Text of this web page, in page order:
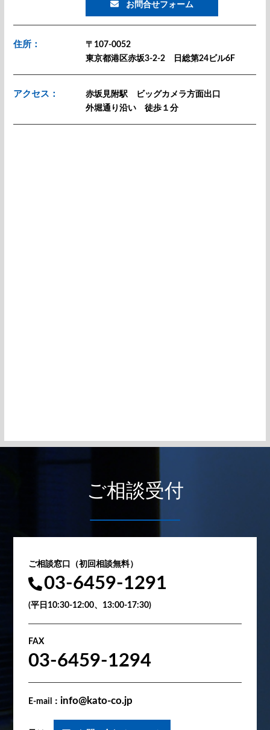
お問合せフォーム
住所：
〒107-0052
東京都港区赤坂3-2-2 日総第24ビル6F
アクセス：
赤坂見附駅 ビッグカメラ方面出口
外堀通り沿い 徒歩１分
ご相談受付
ご相談窓口（初回相談無料）
03-6459-1291
(平日10:30-12:00、13:00-17:30)
FAX
03-6459-1294
E-mail： info@kato-co.jp